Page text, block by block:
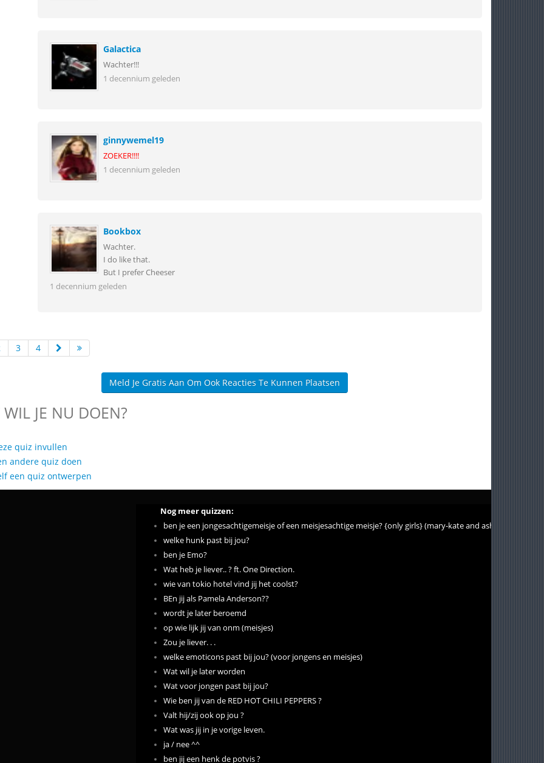
Galactica
Wachter!!!
1 decennium geleden
ginnywemel19
ZOEKER!!!!
1 decennium geleden
Bookbox
Wachter.
I do like that.
But I prefer Cheeser
1 decennium geleden
3 4
Meld Je Gratis Aan Om Ook Reacties Te Kunnen Plaatsen
JE NU DOEN?
quiz invullen
andere quiz doen
een quiz ontwerpen
Nog meer quizzen:
ben je een jongesachtigemeisje of een meisjesachtige meisje? {only girls} (mary-kate and ashley)
welke hunk past bij jou?
ben je Emo?
Wat heb je liever.. ? ft. One Direction.
wie van tokio hotel vind jij het coolst?
BEn jij als Pamela Anderson??
wordt je later beroemd
op wie lijk jij van onm (meisjes)
Zou je liever. . .
welke emoticons past bij jou? (voor jongens en meisjes)
Wat wil je later worden
Wat voor jongen past bij jou?
Wie ben jij van de RED HOT CHILI PEPPERS ?
Valt hij/zij ook op jou ?
Wat was jij in je vorige leven.
ja / nee ^^
ben jij een henk de potvis ?